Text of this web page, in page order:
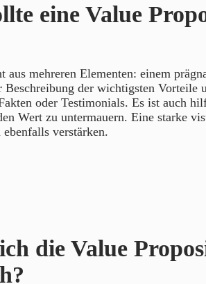
eine Value
mehreren Elementen: einem
der wichtigsten Vorteile
oder Testimonials. Es ist auch
Wert zu untermauern. Eine starke
ebenfalls verstärken.
die Value